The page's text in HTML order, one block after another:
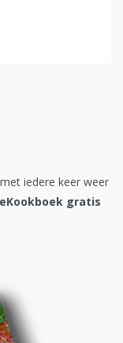
iedere keer weer
gratis